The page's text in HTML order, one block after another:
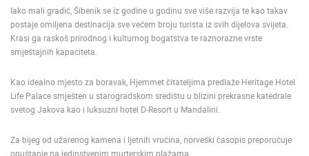
NAS
MEDIJI O
NAMA,
PRIZNANJA
DONACIJE
ZA NOVE
KAMERE
Iako mali gradić, Šibenik se iz godine u godinu sve više razvija te kao takav
postaje omiljena destinacija sve većem broju turista iz svih dijelova svijeta.
Krasi ga raskoš prirodnog i kulturnog bogatstva te raznorazne vrste
smještajnih kapaciteta.
Kao idealno mjesto za boravak, Hjemmet čitateljima predlaže Heritage Hotel
Life Palace smješten u starogradskom središtu u blizini prekrasne katedrale
svetog Jakova kao i luksuzni hotel D-Resort u Mandalini.
Za bijeg od užarenog kamena i ljetnih vrućina, norveški časopis preporučuje
opuštanje na jedinstvenim murterskim plažama.